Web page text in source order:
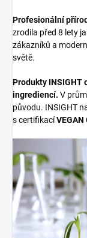
Profesionální
zrodila před 8 lety
zákazníků a
světě.
Produkty INSIGHT
ingrediencí. V
původu. INSIGHT
s certifikacíVEGAN